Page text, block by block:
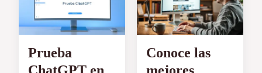
Prueba
Conoce las